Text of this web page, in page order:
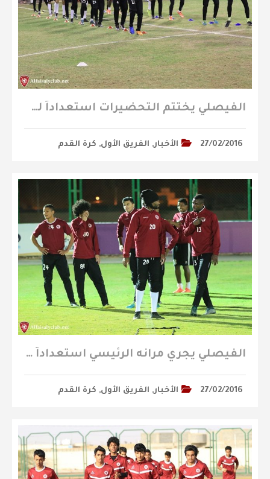
الفيصلي يختتم التحضيرات استعداداً لملاقاة هجر ( تقرير مصور )
27/02/2016 الأخبار, الفريق الأول, كرة القدم
الفيصلي يجري مرانه الرئيسي استعداداً لملاقاة هجر ( تقرير مصور )
27/02/2016 الأخبار, الفريق الأول, كرة القدم